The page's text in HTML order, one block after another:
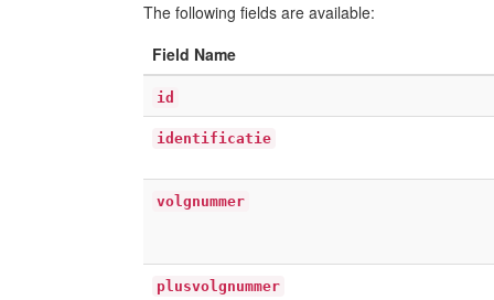
The following fields are available:
Field Name
id
identificatie
volgnummer
plusvolgnummer